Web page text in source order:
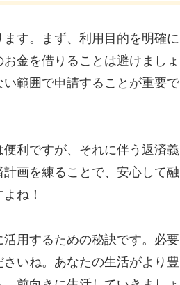
す。まず、利用目的を明確に
金を借りることは避けましょ
範囲で申請することが重要で
利ですが、それに伴う返済義
画を練ることで、安心して融
ね！
用するための秘訣です。必要
いね。あなたの生活がより豊